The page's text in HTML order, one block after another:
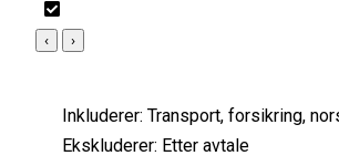
‹ ›
Inkluderer: Transport, forsikring,
Ekskluderer: Etter avtale